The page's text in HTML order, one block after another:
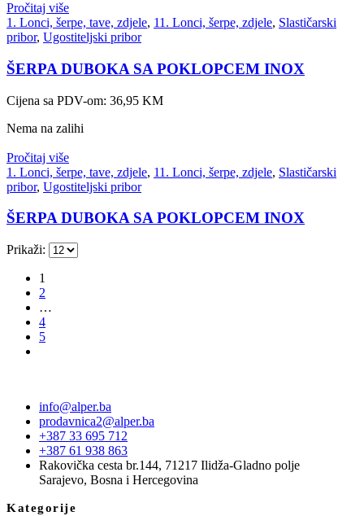
Pročitaj više
1. Lonci, šerpe, tave, zdjele, 11. Lonci, šerpe, zdjele, Slastičarski
pribor, Ugostiteljski pribor
ŠERPA DUBOKA SA POKLOPCEM INOX
Cijena sa PDV-om: 36,95 KM
Nema na zalihi
Pročitaj više
1. Lonci, šerpe, tave, zdjele, 11. Lonci, šerpe, zdjele, Slastičarski
pribor, Ugostiteljski pribor
ŠERPA DUBOKA SA POKLOPCEM INOX
Prikaži:
1
2
…
4
5
info@alper.ba
prodavnica2@alper.ba
+387 33 695 712
+387 61 938 863
Rakovička cesta br.144, 71217 Ilidža-Gladno polje
Sarajevo, Bosna i Hercegovina
Kategorije